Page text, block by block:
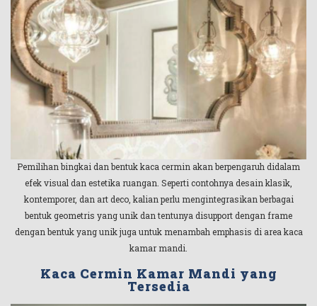
Pemilihan bingkai dan bentuk kaca cermin akan berpengaruh didalam
efek visual dan estetika ruangan. Seperti contohnya desain klasik,
kontemporer, dan art deco, kalian perlu mengintegrasikan berbagai
bentuk geometris yang unik dan tentunya disupport dengan frame
dengan bentuk yang unik juga untuk menambah emphasis di area kaca
kamar mandi.
Kaca Cermin Kamar Mandi yang
Tersedia